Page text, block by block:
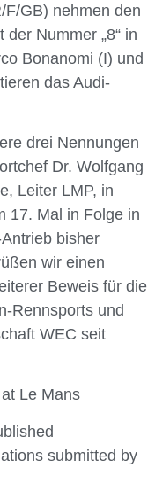
GB) nehmen den
Nummer „8“ in
Bonanomi (I) und
das Audi-
drei Nennungen
Dr. Wolfgang
Leiter LMP, in
17. Mal in Folge in
bisher
wir einen
Beweis für die
Rennsports und
WEC seit
Le Mans
submitted by